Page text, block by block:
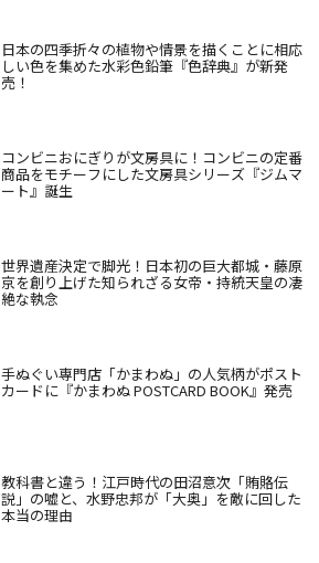
日本の四季折々の植物や情景を描くことに相応
しい色を集めた水彩色鉛筆『色辞典』が新発
売！
コンビニおにぎりが文房具に！コンビニの定番
商品をモチーフにした文房具シリーズ『ジムマ
ート』誕生
世界遺産決定で脚光！日本初の巨大都城・藤原
京を創り上げた知られざる女帝・持統天皇の凄
絶な執念
手ぬぐい専門店「かまわぬ」の人気柄がポスト
カードに『かまわぬ POSTCARD BOOK』発売
教科書と違う！江戸時代の田沼意次「賄賂伝
説」の嘘と、水野忠邦が「大奥」を敵に回した
本当の理由